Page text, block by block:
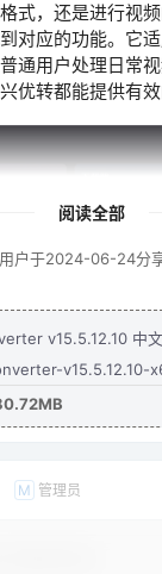
式，还是进行视频
对应的功能。它
通用户处理日常
优转都能提供有效
阅读全部
户于2024-06-24分
v15.5.12.10 中
v15.5.12.10-
M 管理员